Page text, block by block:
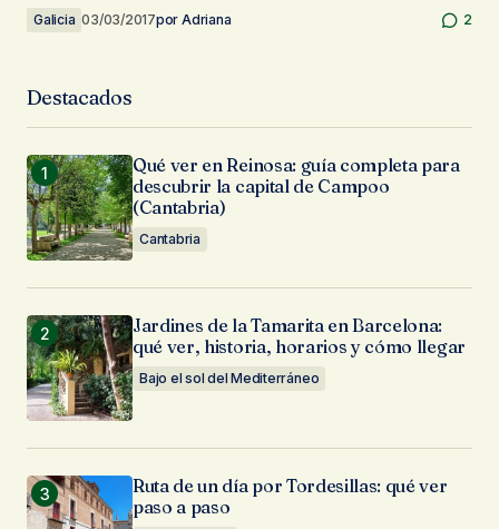
Galicia 03/03/2017por Adriana 2
Destacados
Qué ver en Reinosa: guía completa para
descubrir la capital de Campoo
(Cantabria)
Cantabria
Jardines de la Tamarita en Barcelona:
qué ver, historia, horarios y cómo llegar
Bajo el sol del Mediterráneo
Ruta de un día por Tordesillas: qué ver
paso a paso